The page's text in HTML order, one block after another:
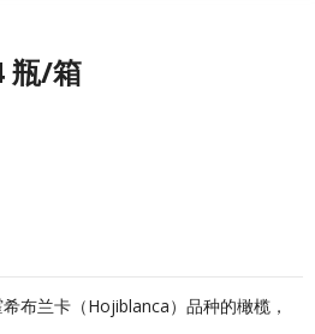
瓶/箱
布兰卡（Hojiblanca）品种的橄榄，